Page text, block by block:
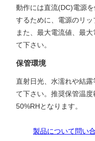
動作には直流(DC)電源
するために、電源のリッ
また、最大電流値、最
て下さい。
保管環境
直射日光、水濡れや結
て下さい。推奨保管温
50%RHとなります。
製品について問い